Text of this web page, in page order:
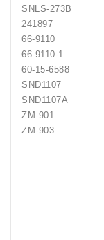
SNLS-273B
241897
66-9110
66-9110-1
60-15-6588
SND1107
SND1107A
ZM-901
ZM-903